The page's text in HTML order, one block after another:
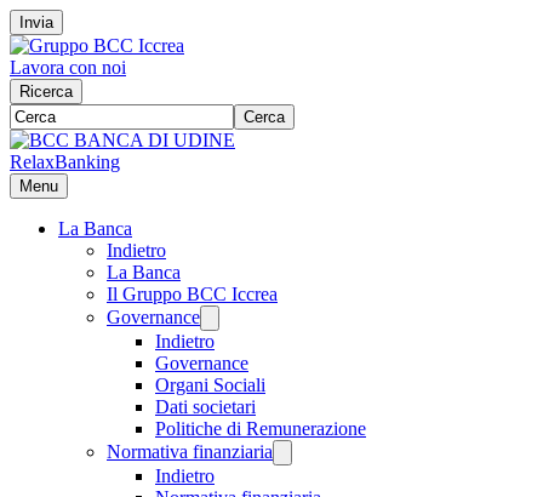
Invia
Lavora con noi
Ricerca
Cerca
RelaxBanking
Menu
La Banca
Indietro
La Banca
Il Gruppo BCC Iccrea
Governance
Indietro
Governance
Organi Sociali
Dati societari
Politiche di Remunerazione
Normativa finanziaria
Indietro